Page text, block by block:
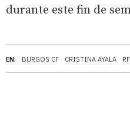
EN: BURGOS CF CRISTINA AYALA
durante este fin de